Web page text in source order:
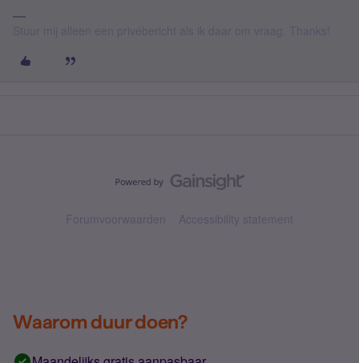
Forumvoorwaarden Accessibility statement
Waarom duur doen?